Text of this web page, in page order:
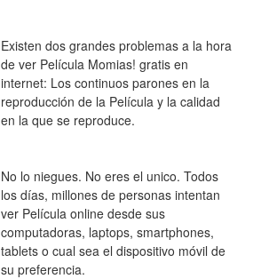
Existen dos grandes problemas a la hora
de ver Película Momias! gratis en
internet: Los continuos parones en la
reproducción de la Película y la calidad
en la que se reproduce.
No lo niegues. No eres el unico. Todos
los días, millones de personas intentan
ver Película online desde sus
computadoras, laptops, smartphones,
tablets o cual sea el dispositivo móvil de
su preferencia.